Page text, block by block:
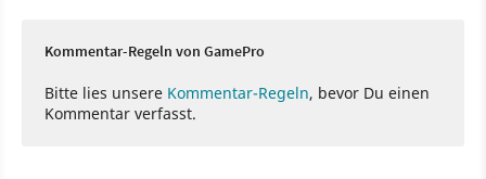
Kommentar-Regeln von GamePro
Bitte lies unsere Kommentar-Regeln, bevor Du einen
Kommentar verfasst.